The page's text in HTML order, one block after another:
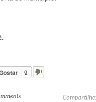
9
Compartilhe: